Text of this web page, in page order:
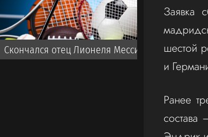
Заявка
шестой
и
Ранее
состава
Скончался отец Лионеля Месси